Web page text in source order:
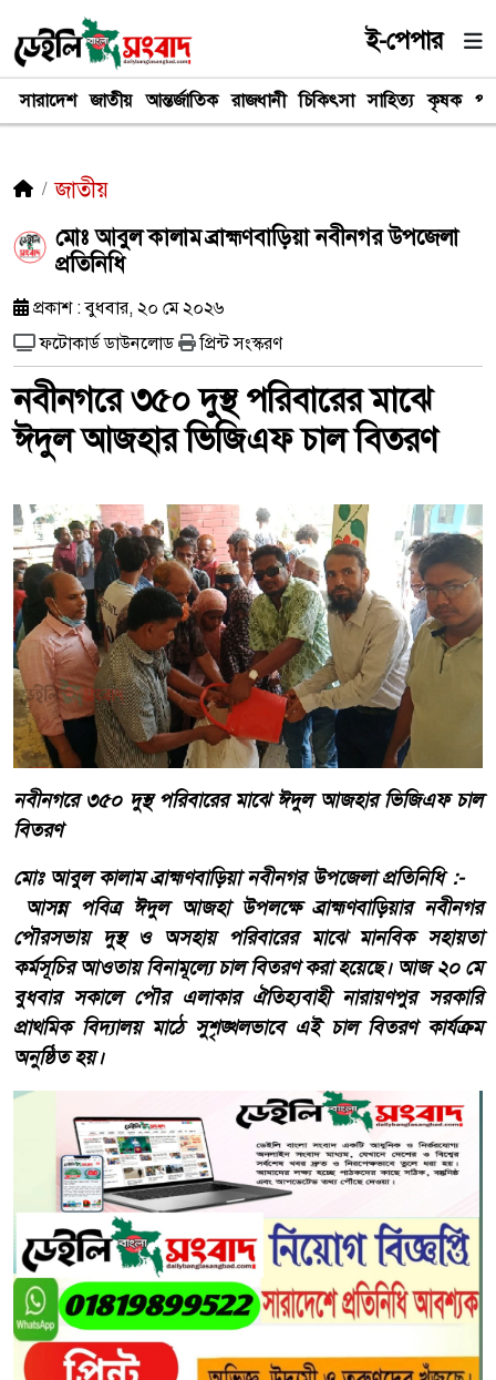
ই-পেপার
সারাদেশ জাতীয় আন্তর্জাতিক রাজধানী চিকিৎসা সাহিত্য কৃষক
জাতীয়
মোঃ আবুল কালাম ব্রাহ্মণবাড়িয়া নবীনগর উপজেলা
প্রতিনিধি
প্রকাশ : বুধবার, ২০ মে ২০২৬
ফটোকার্ড ডাউনলোড
প্রিন্ট সংস্করণ
নবীনগরে ৩৫০ দুস্থ পরিবারের মাঝে
ঈদুল আজহার ভিজিএফ চাল বিতরণ
নবীনগরে ৩৫০ দুস্থ পরিবারের মাঝে ঈদুল আজহার ভিজিএফ চাল
বিতরণ
মোঃ আবুল কালাম ব্রাহ্মণবাড়িয়া নবীনগর উপজেলা প্রতিনিধি :-
আসন্ন পবিত্র ঈদুল আজহা উপলক্ষে ব্রাহ্মণবাড়িয়ার নবীনগর
পৌরসভায় দুস্থ ও অসহায় পরিবারের মাঝে মানবিক সহায়তা
কর্মসূচির আওতায় বিনামূল্যে চাল বিতরণ করা হয়েছে। আজ ২০ মে
বুধবার সকালে পৌর এলাকার ঐতিহ্যবাহী নারায়ণপুর সরকারি
প্রাথমিক বিদ্যালয় মাঠে সুশৃঙ্খলভাবে এই চাল বিতরণ কার্যক্রম
অনুষ্ঠিত হয়।